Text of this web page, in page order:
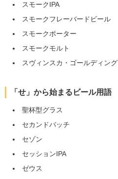
スモークIPA
スモークフレーバードビール
スモークポーター
スモークモルト
スヴィンスカ・ゴールディング
「せ」から始まるビール用語
聖杯型グラス
セカンドバッチ
セゾン
セッションIPA
ゼウス